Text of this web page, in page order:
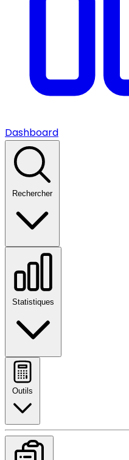
Dashboard
Rechercher
Statistiques
Outils